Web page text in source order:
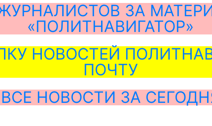
ЗА
«ПОЛИТНАВИГАТОР»
НОВОСТЕЙ
ПОЧТУ
ВСЕ НОВОСТИ ЗА